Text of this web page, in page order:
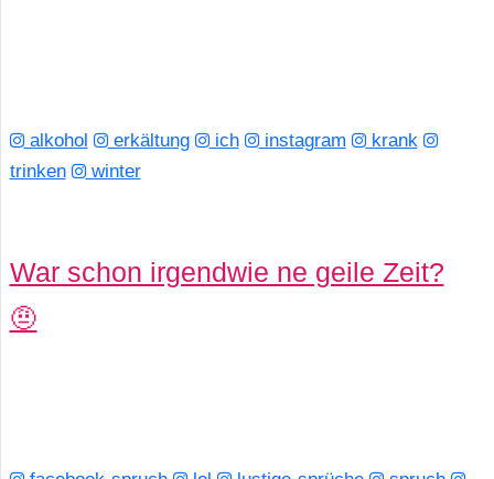
o
alkohol erkältung ich instagram
krank
trinken
winter
War schon irgendwie ne geile Zeit?
🤨